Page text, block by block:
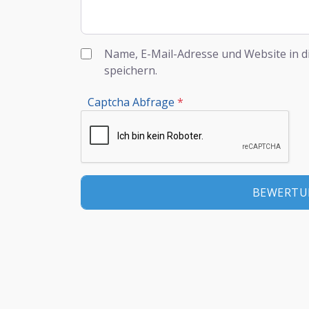
Name, E-Mail-Adresse und Website in
speichern.
Captcha Abfrage *